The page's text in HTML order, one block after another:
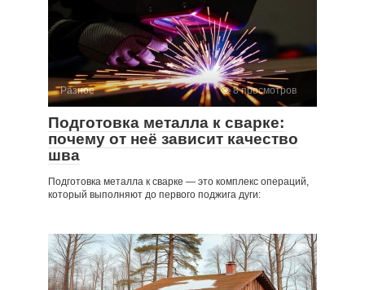
Разное 8 просмотров
Подготовка металла к сварке:
почему от неё зависит качество
шва
Подготовка металла к сварке — это комплекс операций,
который выполняют до первого поджига дуги: